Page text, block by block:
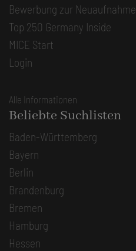
Bewerbung zur Neuaufnahme
Top 250 Germany Inside
MICE Start
Login
Alle Informationen
Beliebte Suchlisten
Baden-Württemberg
Bayern
Berlin
Brandenburg
Bremen
Hamburg
Hessen